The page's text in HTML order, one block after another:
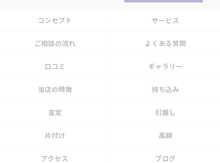
コンセプト サービス
ご相談の流れ よくある質問
口コミ ギャラリー
当店の特徴 持ち込み
査定 引越し
片付け 高額
アクセス ブログ